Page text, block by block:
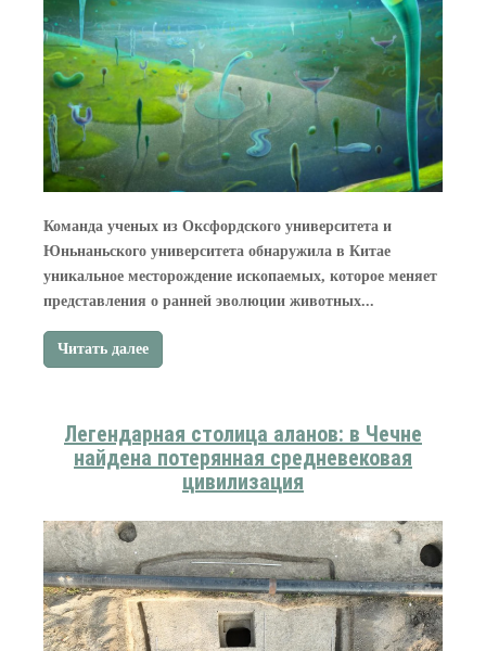
Команда ученых из Оксфордского университета и
Юньнаньского университета обнаружила в Китае
уникальное месторождение ископаемых, которое меняет
представления о ранней эволюции животных...
Читать далее
Легендарная столица аланов: в Чечне
найдена потерянная средневековая
цивилизация